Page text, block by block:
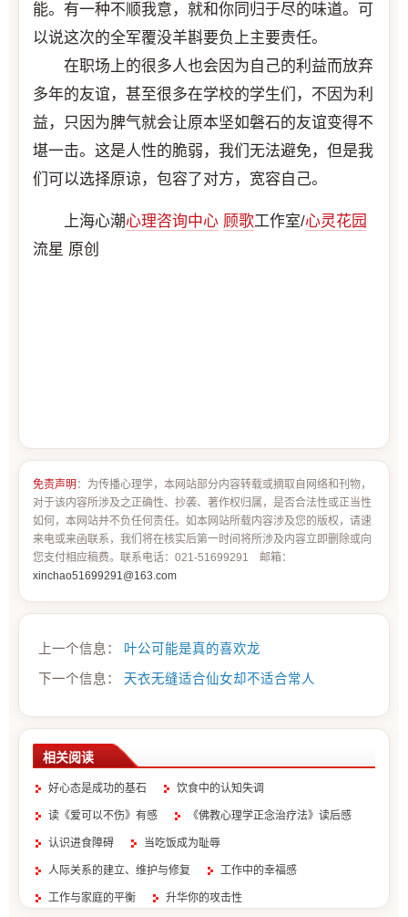
能。有一种不顺我意，就和你同归于尽的味道。可
以说这次的全军覆没羊斟要负上主要责任。
在职场上的很多人也会因为自己的利益而放弃
多年的友谊，甚至很多在学校的学生们，不因为利
益，只因为脾气就会让原本坚如磐石的友谊变得不
堪一击。这是人性的脆弱，我们无法避免，但是我
们可以选择原谅，包容了对方，宽容自己。
上海心潮心理咨询中心 顾歌工作室/心灵花园
流星 原创
免责声明 ：为传播心理学，本网站部分内容转载或摘取自网络和刊物，
对于该内容所涉及之正确性、抄袭、著作权归属，是否合法性或正当性
如何，本网站并不负任何责任。如本网站所载内容涉及您的版权，请速
来电或来函联系，我们将在核实后第一时间将所涉及内容立即删除或向
您支付相应稿费。联系电话：021-51699291 邮箱：
xinchao51699291@163.com
上一个信息： 叶公可能是真的喜欢龙
下一个信息： 天衣无缝适合仙女却不适合常人
相关阅读
好心态是成功的基石 饮食中的认知失调
读《爱可以不伤》有感 《佛教心理学正念治疗法》读后感
认识进食障碍 当吃饭成为耻辱
人际关系的建立、维护与修复 工作中的幸福感
工作与家庭的平衡 升华你的攻击性